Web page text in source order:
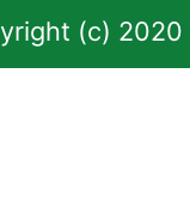
(c) 2020